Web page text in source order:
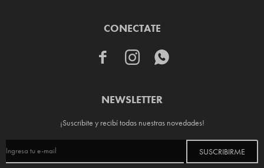
CONECTATE
  
NEWSLETTER
¡Suscribite y recibí todas nuestras novedades!
SUSCRIBIRME